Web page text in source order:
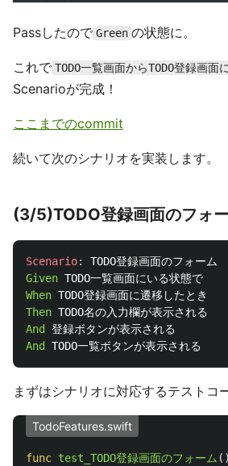
Passしたので Green の状態に。
これで TODO一覧画面からTODO登録画面
Scenarioが完成！
ここまでのcommit
続いて次のシナリオを実装します。
(3/5)TODO登録画面のフォ
Scenario:
Given
When
Then
And
And
まずはシナリオに対応するテストコ
TodoFeatures.swift
func test_TODO登録画面のフォーム ()